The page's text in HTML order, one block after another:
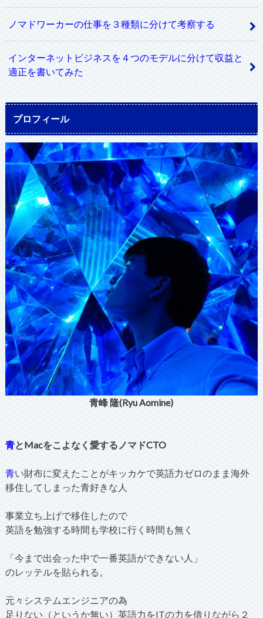
ノマドワーカーの仕事を３種類に分けて考察する
インターネットビジネスを４つのモデルに分けて収益と
適正を書いてみた
プロフィール
青峰 隆(Ryu Aomine)
青とMacをこよなく愛するノマドCTO
青い財布に変えたことがキッカケで英語力ゼロのまま海外
移住してしまった青好きな人
事業立ち上げで移住したので
英語を勉強する時間も学校に行く時間も無く
「今まで出会った中で一番英語ができない人」
のレッテルを貼られる。
元々システムエンジニアの為
足りない（というか無い）英語力をITの力を借りながら２